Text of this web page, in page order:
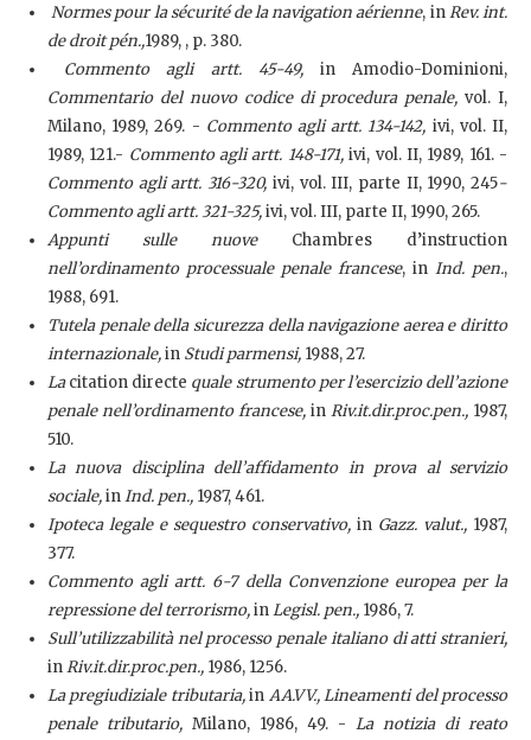
Normes pour la sécurité de la navigation aérienne, inRev. int.
de droit pén.,1989, , p. 380.
Commento agli artt. 45-49, in Amodio-Dominioni,
Commentario del nuovo codice di procedura penale,vol. I,
Milano, 1989, 269. - Commento agli artt. 134-142, ivi, vol. II,
1989, 121.- Commento agli artt. 148-171,ivi, vol. II, 1989, 161. -
Commento agli artt. 316-320, ivi, vol. III, parte II, 1990, 245-
Commento agli artt. 321-325,ivi, vol. III, parte II, 1990, 265.
Appunti sulle nuoveChambres d’instruction
nell’ordinamento processuale penale francese, in Ind. pen.,
1988, 691.
Tutela penale della sicurezza della navigazione aerea e diritto
internazionale,in Studi parmensi, 1988, 27.
Lacitation directe quale strumento per l’esercizio dell’azione
penale nell’ordinamento francese, in Riv.it.dir.proc.pen., 1987,
510.
La nuova disciplina dell’affidamento in prova al servizio
sociale,inInd. pen., 1987, 461.
Ipoteca legale e sequestro conservativo, in Gazz. valut., 1987,
377.
Commento agli artt. 6-7 della Convenzione europea per la
repressione del terrorismo,inLegisl. pen., 1986, 7.
Sull’utilizzabilità nel processo penale italiano di atti stranieri,
inRiv.it.dir.proc.pen., 1986, 1256.
La pregiudiziale tributaria,in AA.VV., Lineamenti del processo
penale tributario, Milano, 1986, 49. - La notizia di reato